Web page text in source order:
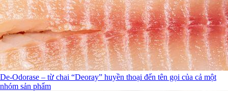
De-Odorase – từ chai “Deoray” huyền thoại đến tên gọi của cả một
nhóm sản phẩm